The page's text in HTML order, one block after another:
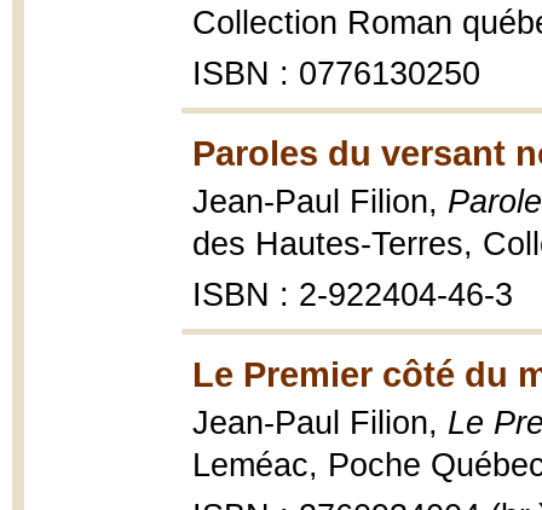
Collection Roman
ISBN : 0776130250
Paroles du versant
Jean-Paul Filion,
des Hautes-Terres,
ISBN : 2-922404-46-3
Le Premier côté du
Jean-Paul Filion, Le
Leméac, Poche